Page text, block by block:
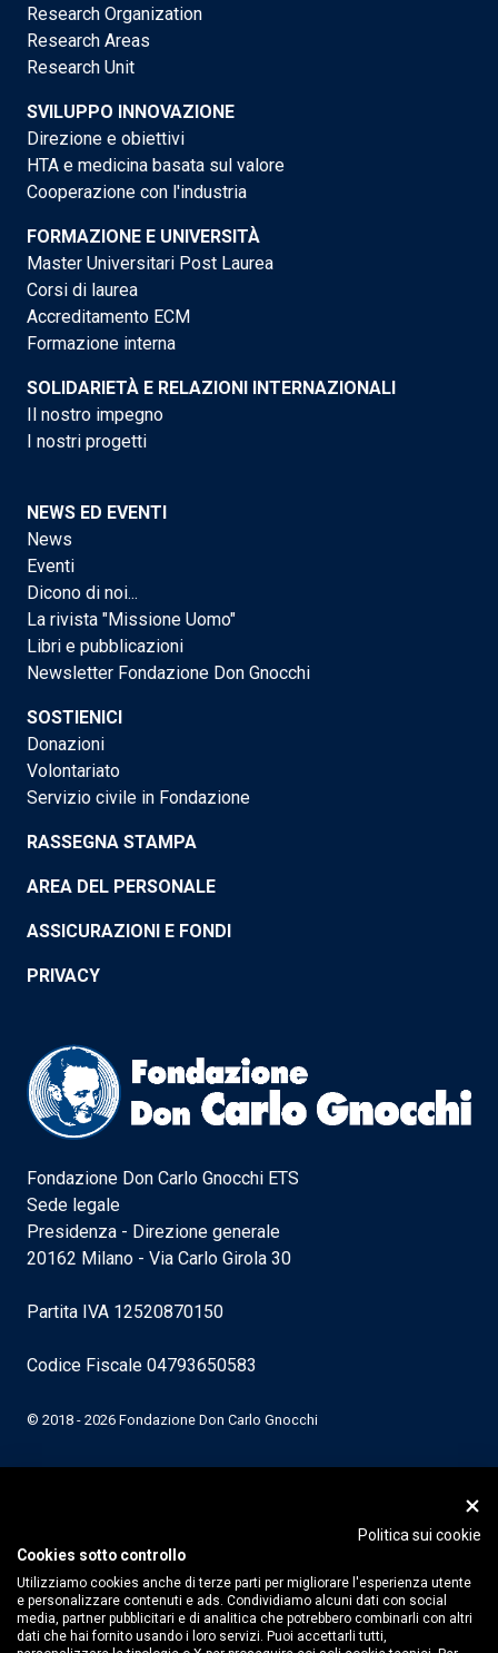
Research Organization
Research Areas
Research Unit
SVILUPPO INNOVAZIONE
Direzione e obiettivi
HTA e medicina basata sul valore
Cooperazione con l'industria
FORMAZIONE E UNIVERSITÀ
Master Universitari Post Laurea
Corsi di laurea
Accreditamento ECM
Formazione interna
SOLIDARIETÀ E RELAZIONI INTERNAZIONALI
Il nostro impegno
I nostri progetti
NEWS ED EVENTI
News
Eventi
Dicono di noi...
La rivista "Missione Uomo"
Libri e pubblicazioni
Newsletter Fondazione Don Gnocchi
SOSTIENICI
Donazioni
Volontariato
Servizio civile in Fondazione
RASSEGNA STAMPA
AREA DEL PERSONALE
ASSICURAZIONI E FONDI
PRIVACY
Fondazione Don Carlo Gnocchi ETS
Sede legale
Presidenza - Direzione generale
20162 Milano - Via Carlo Girola 30
Partita IVA 12520870150
Codice Fiscale 04793650583
© 2018 - 2026 Fondazione Don Carlo Gnocchi
Politica sui cookie
Cookies sotto controllo
Utilizziamo cookies anche di terze parti per migliorare l'esperienza utente
e personalizzare contenuti e ads. Condividiamo alcuni dati con social
media, partner pubblicitari e di analitica che potrebbero combinarli con altri
dati che hai fornito usando i loro servizi. Puoi accettarli tutti,